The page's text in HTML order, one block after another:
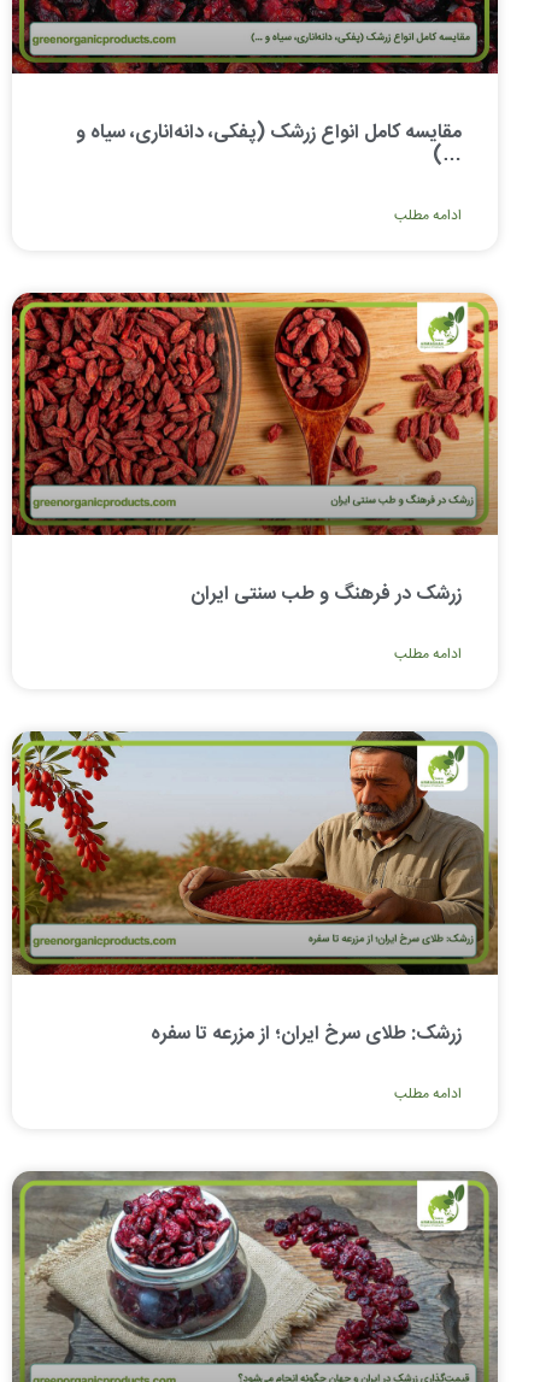
مقایسه کامل انواع زرشک (پفکی، دانه‌اناری، سیاه و
…)
ادامه مطلب
زرشک در فرهنگ و طب سنتی ایران
ادامه مطلب
زرشک: طلای سرخ ایران؛ از مزرعه تا سفره
ادامه مطلب